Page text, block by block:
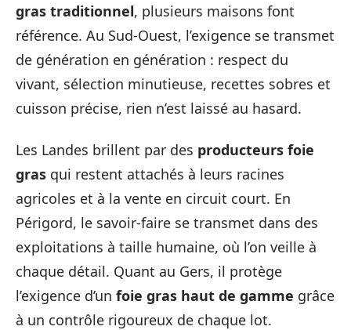
gras traditionnel, plusieurs maisons font
référence. Au Sud-Ouest, l’exigence se transmet
de génération en génération : respect du
vivant, sélection minutieuse, recettes sobres et
cuisson précise, rien n’est laissé au hasard.
Les Landes brillent par des producteurs foie
gras qui restent attachés à leurs racines
agricoles et à la vente en circuit court. En
Périgord, le savoir-faire se transmet dans des
exploitations à taille humaine, où l’on veille à
chaque détail. Quant au Gers, il protège
l’exigence d’un foie gras haut de gamme grâce
à un contrôle rigoureux de chaque lot.